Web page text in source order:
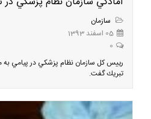
سازمان
05 اسفند 1393
0
رييس كل سازمان نظام پزشكي در پيامي به
تبريك گفت.